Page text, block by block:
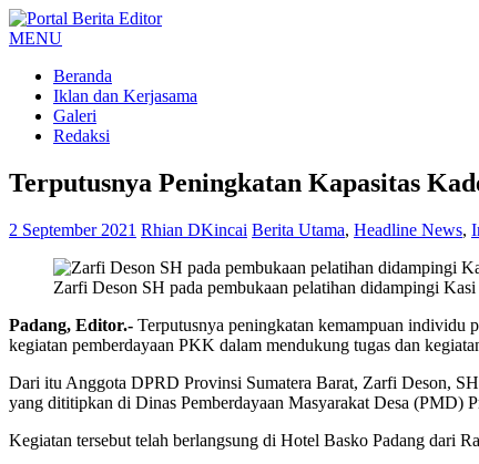
MENU
Beranda
Iklan dan Kerjasama
Galeri
Redaksi
Terputusnya Peningkatan Kapasitas
2 September 2021 Rhian DKincai Berita Utama, Headline News,
Zarfi Deson SH pada pembukaan pelatihan didampingi
Padang, Editor.- Terputusnya peningkatan kemampuan individu
kegiatan pemberdayaan PKK dalam mendukung tugas dan
Dari itu Anggota DPRD Provinsi Sumatera Barat, Zarfi Deson,
yang dititipkan di Dinas Pemberdayaan Masyarakat Desa (PMD)
Kegiatan tersebut telah berlangsung di Hotel Basko Padang dari